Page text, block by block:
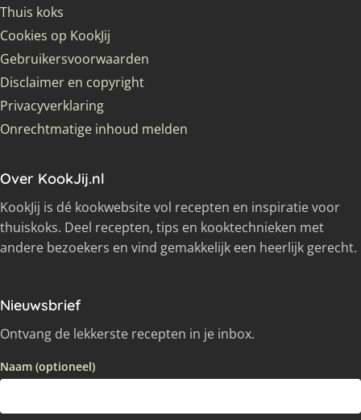
Thuis koks
Cookies op KookJij
Gebruikersvoorwaarden
Disclaimer en copyright
Privacyverklaring
Onrechtmatige inhoud melden
Over KookJij.nl
KookJij is dé kookwebsite vol recepten en inspiratie voor
thuiskoks. Deel recepten, tips en kooktechnieken met
andere bezoekers en vind gemakkelijk een heerlijk gerecht.
Nieuwsbrief
Ontvang de lekkerste recepten in je inbox.
Naam (optioneel)